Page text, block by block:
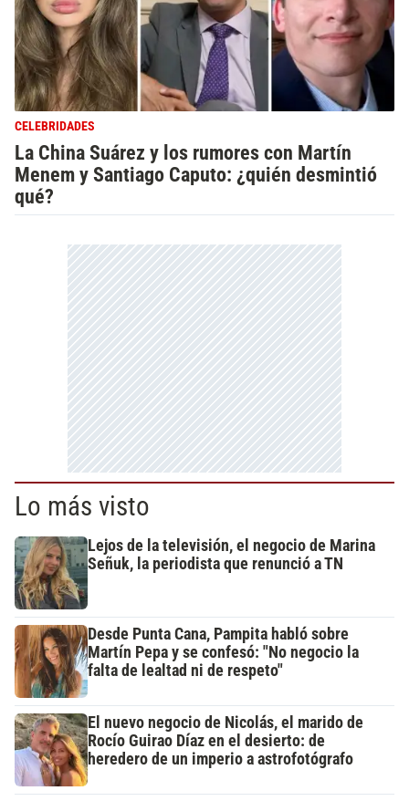
CELEBRIDADES
La China Suárez y los rumores con Martín
Menem y Santiago Caputo: ¿quién desmintió
qué?
Lo más visto
Lejos de la televisión, el negocio de Marina
Señuk, la periodista que renunció a TN
Desde Punta Cana, Pampita habló sobre
Martín Pepa y se confesó: "No negocio la
falta de lealtad ni de respeto"
El nuevo negocio de Nicolás, el marido de
Rocío Guirao Díaz en el desierto: de
heredero de un imperio a astrofotógrafo